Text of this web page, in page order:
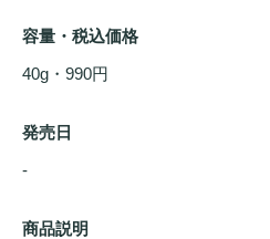
容量・税込価格
40g・990円
発売日
-
商品説明